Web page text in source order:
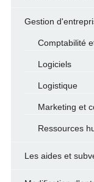
Gestion
Comptabilité
Logiciels
Logistique
Marketing et
Ressources
Les aides et